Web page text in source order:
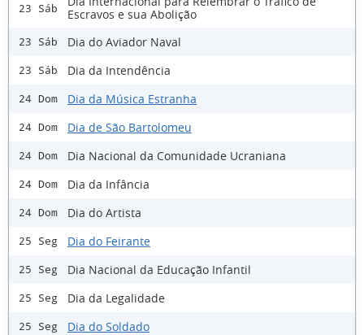
23 Sáb
Escravos e sua Abolição
23 Sáb Dia do Aviador Naval
23 Sáb Dia da Intendência
24 Dom Dia da Música Estranha
24 Dom Dia de São Bartolomeu
24 Dom Dia Nacional da Comunidade Ucraniana
24 Dom Dia da Infância
24 Dom Dia do Artista
25 Seg Dia do Feirante
25 Seg Dia Nacional da Educação Infantil
25 Seg Dia da Legalidade
25 Seg Dia do Soldado